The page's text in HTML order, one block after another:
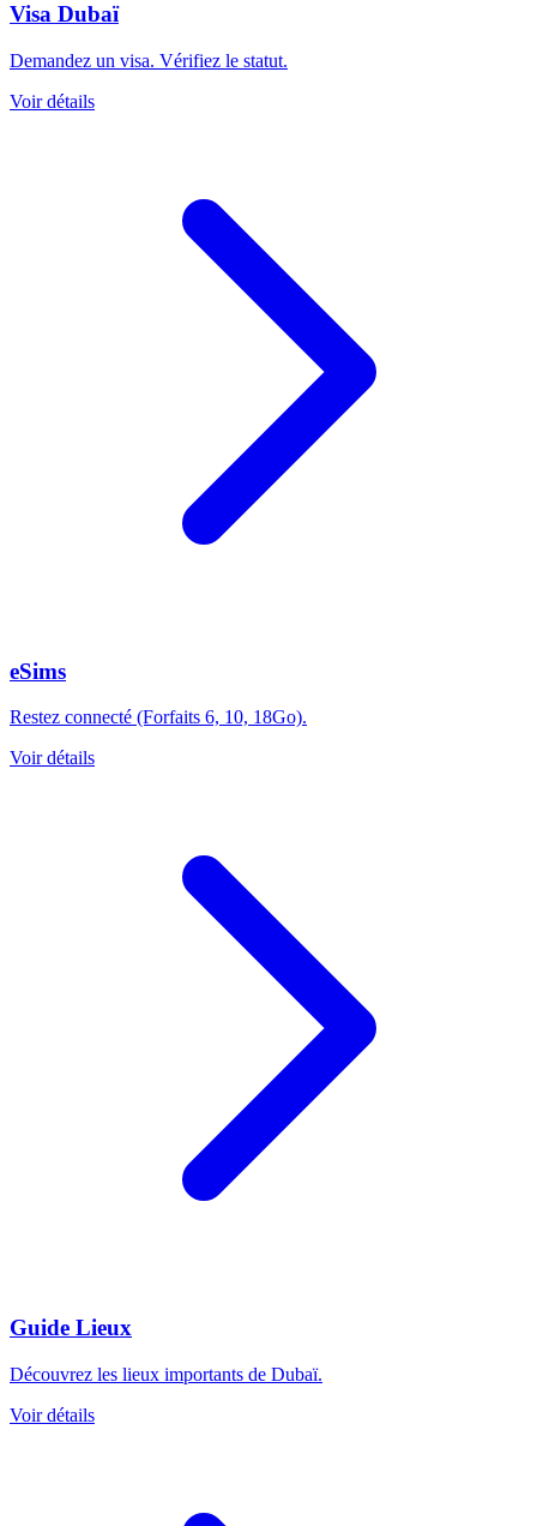
Visa Dubaï
Demandez un visa. Vérifiez le statut.
Voir détails
eSims
Restez connecté (Forfaits 6, 10, 18Go).
Voir détails
Guide Lieux
Découvrez les lieux importants de Dubaï.
Voir détails